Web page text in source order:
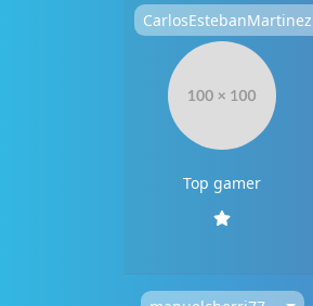
CarlosEstebanMartinez
Top gamer